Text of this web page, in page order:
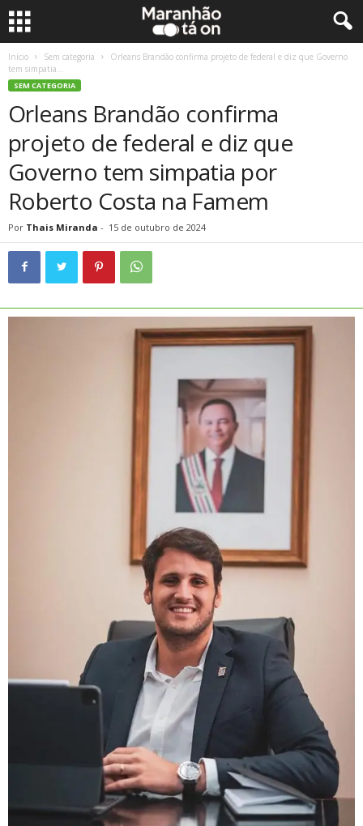
Início Sem categoria
Orleans Brandão confirma projeto de federal e diz que Governo
tem simpatia...
SEM CATEGORIA
Orleans Brandão confirma
projeto de federal e diz que
Governo tem simpatia por
Roberto Costa na Famem
Por Thais Miranda - 15 de outubro de 2024